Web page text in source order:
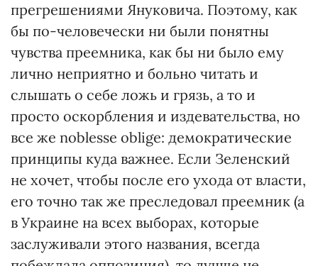
прегрешениями Януковича. Поэтому, как
бы по-человечески ни были понятны
чувства преемника, как бы ни было ему
лично неприятно и больно читать и
слышать о себе ложь и грязь, а то и
просто оскорбления и издевательства, но
все же noblesse oblige: демократические
принципы куда важнее. Если Зеленский
не хочет, чтобы после его ухода от власти,
его точно так же преследовал преемник (а
в Украине на всех выборах, которые
заслуживали этого названия, всегда